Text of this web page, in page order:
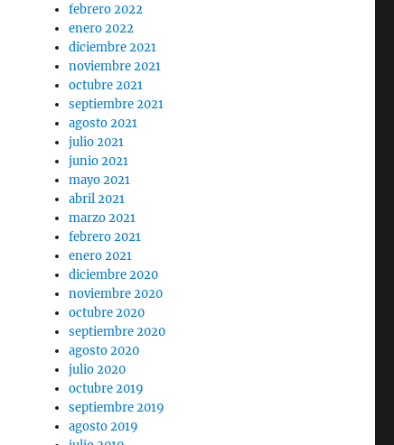
febrero 2022
enero 2022
diciembre 2021
noviembre 2021
octubre 2021
septiembre 2021
agosto 2021
julio 2021
junio 2021
mayo 2021
abril 2021
marzo 2021
febrero 2021
enero 2021
diciembre 2020
noviembre 2020
octubre 2020
septiembre 2020
agosto 2020
julio 2020
octubre 2019
septiembre 2019
agosto 2019